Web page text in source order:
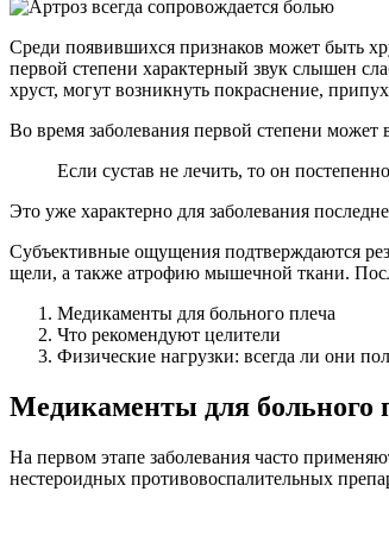
Среди появившихся признаков может быть
первой степени характерный звук слышен
хруст, могут возникнуть покраснение,
Во время заболевания первой степени может
Если сустав не лечить, то он
Это уже характерно для заболевания
Субъективные ощущения подтверждаются
щели, а также атрофию мышечной ткани.
Медикаменты для больного плеча
Что рекомендуют целители
Физические нагрузки: всегда ли они
Медикаменты для больного
На первом этапе заболевания часто
нестероидных противовоспалительных